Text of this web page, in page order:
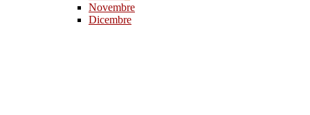
Novembre
Dicembre